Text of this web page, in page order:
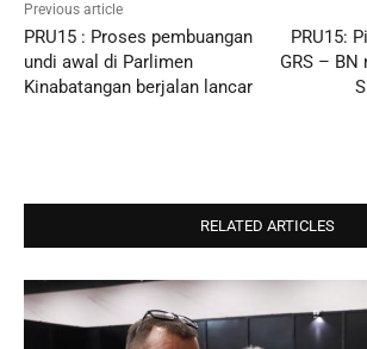
Previous article
PRU15 : Proses pembuangan
undi awal di Parlimen
Kinabatangan berjalan lancar
PRU15:
GRS –
RELATED ARTICLES